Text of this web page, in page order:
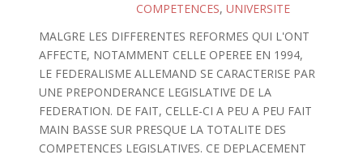
COMPETENCES, UNIVERSITE
MALGRE LES DIFFERENTES REFORMES QUI L'ONT
AFFECTE, NOTAMMENT CELLE OPEREE EN 1994,
LE FEDERALISME ALLEMAND SE CARACTERISE PAR
UNE PREPONDERANCE LEGISLATIVE DE LA
FEDERATION. DE FAIT, CELLE-CI A PEU A PEU FAIT
MAIN BASSE SUR PRESQUE LA TOTALITE DES
COMPETENCES LEGISLATIVES. CE DEPLACEMENT